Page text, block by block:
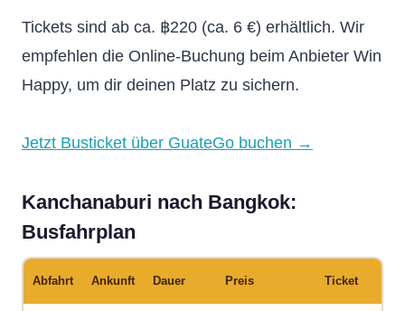
Tickets sind ab ca. ฿220 (ca. 6 €) erhältlich. Wir
empfehlen die Online-Buchung beim Anbieter Win
Happy, um dir deinen Platz zu sichern.
Jetzt Busticket über GuateGo buchen →
Kanchanaburi nach Bangkok:
Busfahrplan
Abfahrt Ankunft Dauer Preis Ticket